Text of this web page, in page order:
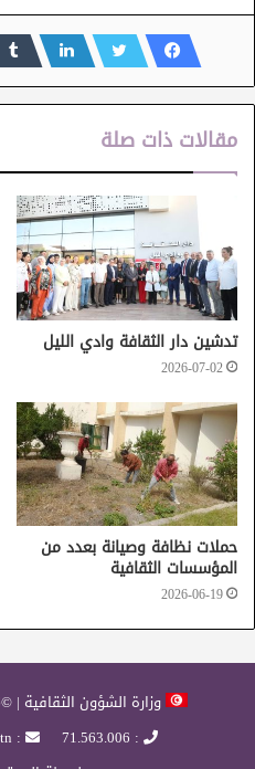
مقالات ذات صلة
تدشين دار الثقافة وادي الليل
2026-07-02
حملات نظافة وصيانة بعدد من
المؤسسات الثقافية
2026-06-19
وزارة الشؤون الثقافية | ©2026 جميع الحقوق محفوظة
: 71.563.006
: contact.culture@mac.gov.tn